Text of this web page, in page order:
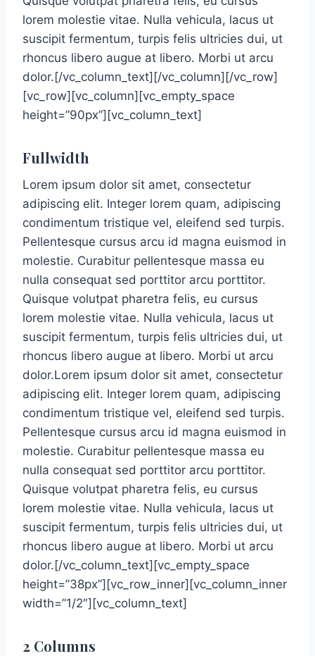
lorem molestie vitae. Nulla vehicula, lacus ut
suscipit fermentum, turpis felis ultricies dui, ut
rhoncus libero augue at libero. Morbi ut arcu
dolor.[/vc_column_text][/vc_column][/vc_row]
[vc_row][vc_column][vc_empty_space
height=”90px”][vc_column_text]
Fullwidth
Lorem ipsum dolor sit amet, consectetur
adipiscing elit. Integer lorem quam, adipiscing
condimentum tristique vel, eleifend sed turpis.
Pellentesque cursus arcu id magna euismod in
molestie. Curabitur pellentesque massa eu
nulla consequat sed porttitor arcu porttitor.
Quisque volutpat pharetra felis, eu cursus
lorem molestie vitae. Nulla vehicula, lacus ut
suscipit fermentum, turpis felis ultricies dui, ut
rhoncus libero augue at libero. Morbi ut arcu
dolor.Lorem ipsum dolor sit amet, consectetur
adipiscing elit. Integer lorem quam, adipiscing
condimentum tristique vel, eleifend sed turpis.
Pellentesque cursus arcu id magna euismod in
molestie. Curabitur pellentesque massa eu
nulla consequat sed porttitor arcu porttitor.
Quisque volutpat pharetra felis, eu cursus
lorem molestie vitae. Nulla vehicula, lacus ut
suscipit fermentum, turpis felis ultricies dui, ut
rhoncus libero augue at libero. Morbi ut arcu
dolor.[/vc_column_text][vc_empty_space
height=”38px”][vc_row_inner][vc_column_inner
width=”1/2″][vc_column_text]
2 Columns